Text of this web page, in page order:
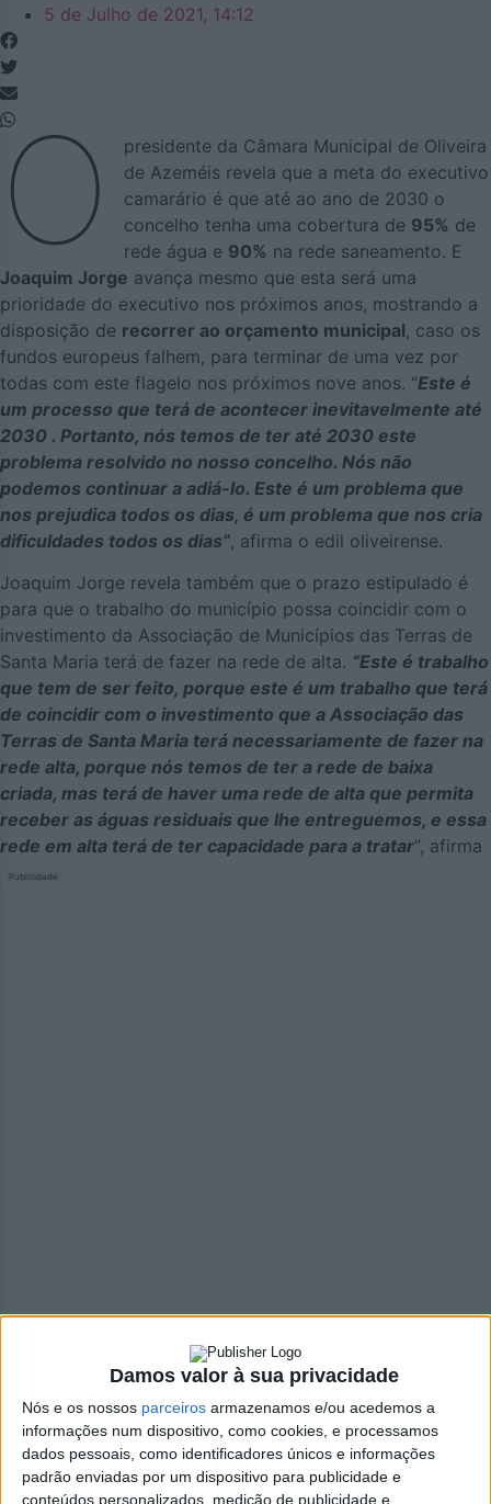
Damos valor à sua privacidade
Nós e os nossos parceiros armazenamos e/ou acedemos a
informações num dispositivo, como cookies, e processamos
dados pessoais, como identificadores únicos e informações
padrão enviadas por um dispositivo para publicidade e
conteúdos personalizados, medição de publicidade e
5 de Julho de 2021, 14:12
O
presidente da Câmara Municipal de Oliveira
de Azeméis revela que a meta do executivo
camarário é que até ao ano de 2030 o
concelho tenha uma cobertura de 95% de
rede água e 90% na rede saneamento. E
Joaquim Jorge avança mesmo que esta será uma
prioridade do executivo nos próximos anos, mostrando a
disposição de recorrer ao orçamento municipal, caso os
fundos europeus falhem, para terminar de uma vez por
todas com este flagelo nos próximos nove anos. “Este é
um processo que terá de acontecer inevitavelmente até
2030 . Portanto, nós temos de ter até 2030 este
problema resolvido no nosso concelho. Nós não
podemos continuar a adiá-lo. Este é um problema que
nos prejudica todos os dias, é um problema que nos cria
dificuldades todos os dias”, afirma o edil oliveirense.
Joaquim Jorge revela também que o prazo estipulado é
para que o trabalho do município possa coincidir com o
investimento da Associação de Municípios das Terras de
Santa Maria terá de fazer na rede de alta. “Este é trabalho
que tem de ser feito, porque este é um trabalho que terá
de coincidir com o investimento que a Associação das
Terras de Santa Maria terá necessariamente de fazer na
rede alta, porque nós temos de ter a rede de baixa
criada, mas terá de haver uma rede de alta que permita
receber as águas residuais que lhe entreguemos, e essa
rede em alta terá de ter capacidade para a tratar“, afirma
Publicidade
Neste mandato o município de Oliveira de Azeméis já
anunciou investimentos na ordem dos12 milhões de
eurosna rede de água e saneamento. Metade deste valor
foi apresentado recentemente pelo presidente da Câmara
Municipal para as freguesias de Fajões, Madaíl, e Oliveira